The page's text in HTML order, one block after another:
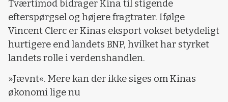
Tværtimod bidrager Kina til stigende
efterspørgsel og højere fragtrater. Ifølge
Vincent Clerc er Kinas eksport vokset betydeligt
hurtigere end landets BNP, hvilket har styrket
landets rolle i verdenshandlen.
»Jævnt«. Mere kan der ikke siges om Kinas
økonomi lige nu